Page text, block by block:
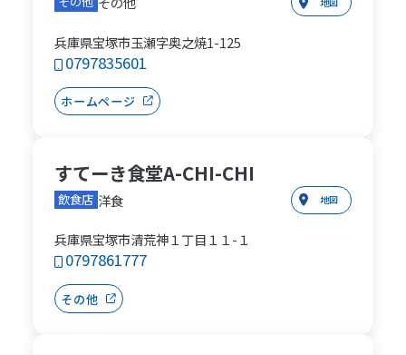
兵庫県宝塚市玉瀬字奥之焼1-125
0797835601
ホームページ
すてーき食堂A-CHI-CHI
飲食店 洋食 地図
兵庫県宝塚市清荒神１丁目１１-１
0797861777
その他